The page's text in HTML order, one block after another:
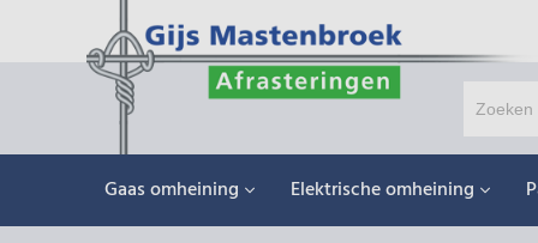
Gaas omheining Elektrische omheining